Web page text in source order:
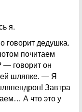
я.
говорит дедушка.
почитаем
— говорит он
шляпке. — Я
Завтра
А что это у